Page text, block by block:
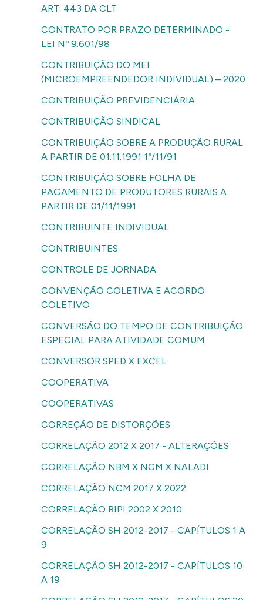
ART. 443 DA CLT
CONTRATO POR PRAZO DETERMINADO -
LEI Nº 9.601/98
CONTRIBUIÇÃO DO MEI
(MICROEMPREENDEDOR INDIVIDUAL) – 2020
CONTRIBUIÇÃO PREVIDENCIÁRIA
CONTRIBUIÇÃO SINDICAL
CONTRIBUIÇÃO SOBRE A PRODUÇÃO RURAL
A PARTIR DE 01.11.1991 1º/11/91
CONTRIBUIÇÃO SOBRE FOLHA DE
PAGAMENTO DE PRODUTORES RURAIS A
PARTIR DE 01/11/1991
CONTRIBUINTE INDIVIDUAL
CONTRIBUINTES
CONTROLE DE JORNADA
CONVENÇÃO COLETIVA E ACORDO
COLETIVO
CONVERSÃO DO TEMPO DE CONTRIBUIÇÃO
ESPECIAL PARA ATIVIDADE COMUM
CONVERSOR SPED X EXCEL
COOPERATIVA
COOPERATIVAS
CORREÇÃO DE DISTORÇÕES
CORRELAÇÃO 2012 X 2017 - ALTERAÇÕES
CORRELAÇÃO NBM X NCM X NALADI
CORRELAÇÃO NCM 2017 X 2022
CORRELAÇÃO RIPI 2002 X 2010
CORRELAÇÃO SH 2012-2017 - CAPÍTULOS 1 A
9
CORRELAÇÃO SH 2012-2017 - CAPÍTULOS 10
A 19